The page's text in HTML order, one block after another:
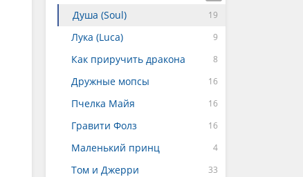
Душа (Soul)
Лука (Luca)
Как приручить дракона
Дружные мопсы
Пчелка Майя
Гравити Фолз
Маленький принц
Том и Джерри